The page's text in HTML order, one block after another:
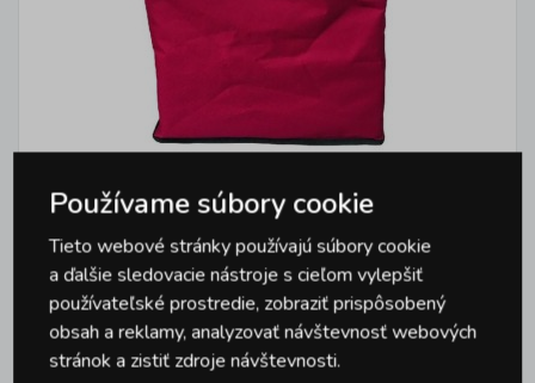
Skladací termo košík TORO
47x26x39cm
Kód: 267762
Skladom 1 ks
Používame súbory cookie
Tieto webové stránky používajú súbory cookie
a ďalšie sledovacie nástroje s cieľom vylepšiť
používateľské prostredie, zobraziť prispôsobený
obsah a reklamy, analyzovať návštevnosť webových
stránok a zistiť zdroje návštevnosti.